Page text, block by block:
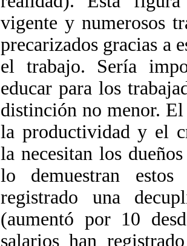
vigente y numerosos
precarizados gracias a
el trabajo. Sería
educar para los
distinción no menor.
la productividad y el
la necesitan los
lo demuestran
registrado una
(aumentó por 10
salarios han